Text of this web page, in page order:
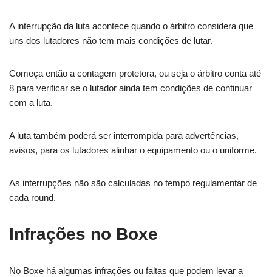
A interrupção da luta acontece quando o árbitro considera que
uns dos lutadores não tem mais condições de lutar.
Começa então a contagem protetora, ou seja o árbitro conta até
8 para verificar se o lutador ainda tem condições de continuar
com a luta.
A luta também poderá ser interrompida para advertências,
avisos, para os lutadores alinhar o equipamento ou o uniforme.
As interrupções não são calculadas no tempo regulamentar de
cada round.
Infrações no Boxe
No Boxe há algumas infrações ou faltas que podem levar a